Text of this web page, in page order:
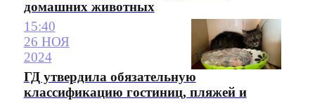
домашних животных
15:40
26 НОЯ
2024
ГД утвердила обязательную
классификацию гостиниц, пляжей и